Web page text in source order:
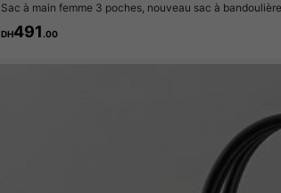
Sac à main femme 3 poches, nouveau sac à
DH491 .00